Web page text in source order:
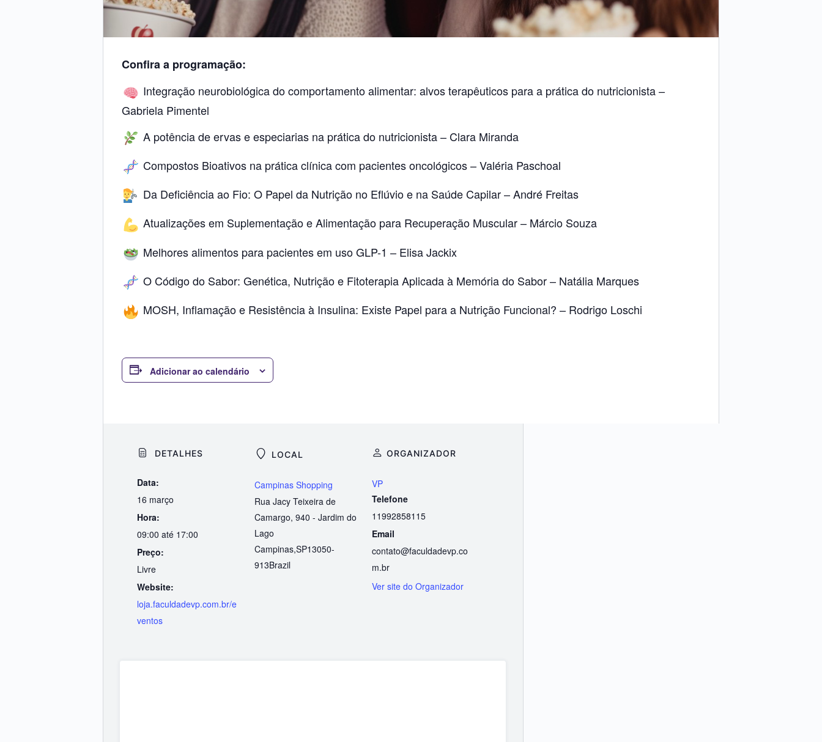
Confira a programação:
Integração neurobiológica do comportamento alimentar: alvos terapêuticos para a prática do nutricionista –
Gabriela Pimentel
A potência de ervas e especiarias na prática do nutricionista – Clara Miranda
Compostos Bioativos na prática clínica com pacientes oncológicos – Valéria Paschoal
Da Deficiência ao Fio: O Papel da Nutrição no Eflúvio e na Saúde Capilar – André Freitas
Atualizações em Suplementação e Alimentação para Recuperação Muscular – Márcio Souza
Melhores alimentos para pacientes em uso GLP-1 – Elisa Jackix
O Código do Sabor: Genética, Nutrição e Fitoterapia Aplicada à Memória do Sabor – Natália Marques
MOSH, Inflamação e Resistência à Insulina: Existe Papel para a Nutrição Funcional? – Rodrigo Loschi
Adicionar ao calendário
DETALHES
Data:
16 março
Hora:
09:00 até 17:00
Preço:
Livre
Website:
loja.faculdadevp.com.br/e
ventos
LOCAL
Campinas Shopping
Rua Jacy Teixeira de
Camargo, 940 - Jardim do
Lago
Campinas,SP13050-
913Brazil
ORGANIZADOR
VP
Telefone
11992858115
Email
contato@faculdadevp.co
m.br
Ver site do Organizador